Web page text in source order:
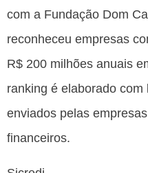
com a Fundação Dom
reconheceu empresas
R$ 200 milhões anuais
ranking é elaborado
enviados pelas
financeiros.